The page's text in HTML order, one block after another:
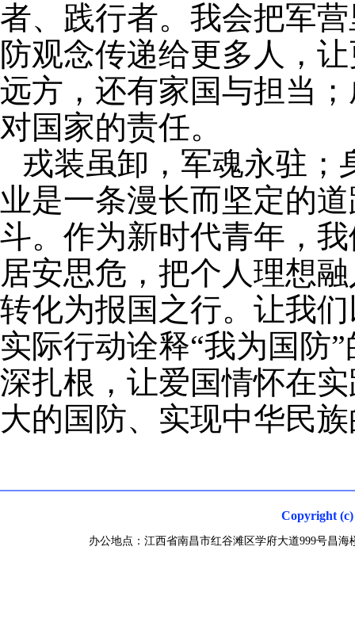
者、践行者。我会把军
防观念传递给更多人，
远方，还有家国与担当
对国家的责任。
戎装虽卸，军魂永驻；
业是一条漫长而坚定的
斗。作为新时代青年，
居安思危，把个人理想
转化为报国之行。让我
实际行动诠释“我为国防
深扎根，让爱国情怀在
大的国防、实现中华民
Copyright
办公地点：江西省南昌市红谷滩区学府大道999号昌